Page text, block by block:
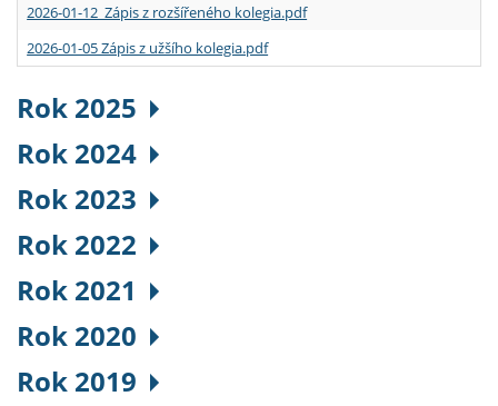
2026-01-12 Zápis z rozšířeného kolegia.pdf
2026-01-05 Zápis z užšího kolegia.pdf
Rok 2025
Rok 2024
Rok 2023
Rok 2022
Rok 2021
Rok 2020
Rok 2019